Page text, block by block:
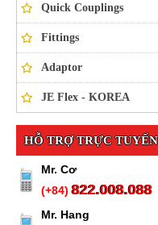
Quick Couplings
Fittings
Adaptor
JE Flex - KOREA
HỖ TRỢ TRỰC TUYẾN
Mr. Cơ
(+84)822.008.088
Mr. Hang